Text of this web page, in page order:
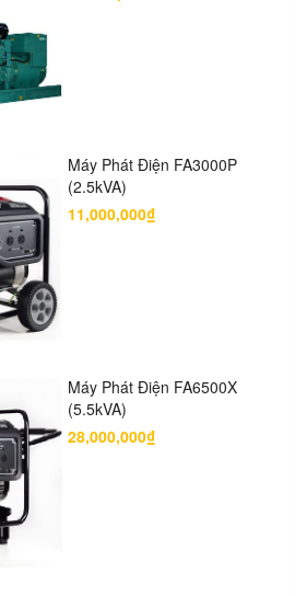
Máy Phát Điện FA3000P
(2.5kVA)
11,000,000₫
Máy Phát Điện FA6500X
(5.5kVA)
28,000,000₫